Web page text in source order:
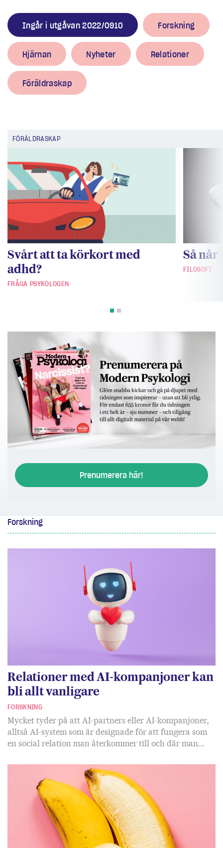
Ingår i utgåvan 2022/0910 Forskning
Hjärnan Nyheter Relationer
Föräldraskap
FÖRÄLDRASKAP
Svårt att ta körkort med
adhd?
FRÅGA PSYKOLOGEN
Så
FILOSOFI
Prenumerera här!
Forskning
Relationer med AI-kompanjoner kan
bli allt vanligare
FORSKNING
Mycket tyder på att AI-partners eller AI-kompanjoner,
alltså AI-system som är designade för att fungera som
en social relation man återkommer till och där man…